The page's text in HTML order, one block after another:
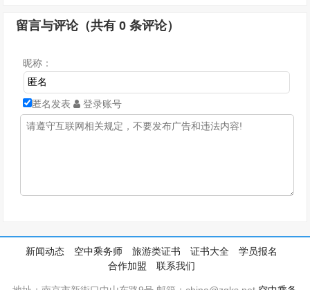
留言与评论（共有0 条评论）
昵称：
匿名发表 登录账号
新闻动态 空中乘务师 旅游类证书 证书大全
学员报名
合作加盟
联系我们